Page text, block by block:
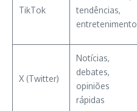
TikTok
tendências,
entretenimento
X (Twitter)
Notícias,
debates,
opiniões
rápidas